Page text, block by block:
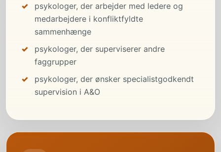
psykologer, der arbejder med ledere og
medarbejdere i konfliktfyldte
sammenhænge
psykologer, der superviserer andre
faggrupper
psykologer, der ønsker specialistgodkendt
supervision i A&O